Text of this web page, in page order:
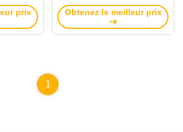
prix
Flexi de couverture liant
l'image vive
Obtenez le meilleur prix
1